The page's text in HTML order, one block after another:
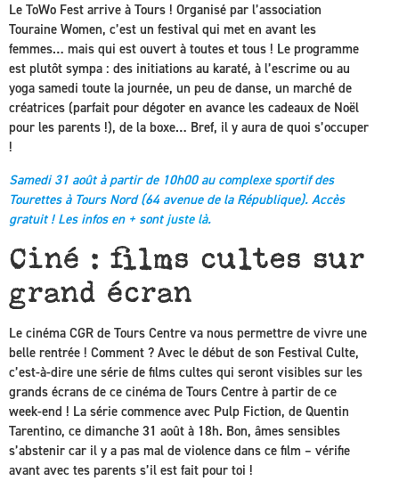
Le ToWo Fest arrive à Tours ! Organisé par l’association
Touraine Women, c’est un festival qui met en avant les
femmes… mais qui est ouvert à toutes et tous ! Le programme
est plutôt sympa : des initiations au karaté, à l’escrime ou au
yoga samedi toute la journée, un peu de danse, un marché de
créatrices (parfait pour dégoter en avance les cadeaux de Noël
pour les parents !), de la boxe… Bref, il y aura de quoi s’occuper
!
Samedi 31 août à partir de 10h00 au complexe sportif des
Tourettes à Tours Nord (64 avenue de la République). Accès
gratuit ! Les infos en + sontjuste là.
Ciné : films cultes sur
grand écran
Le cinéma CGR de Tours Centre va nous permettre de vivre une
belle rentrée ! Comment ? Avec le début de son Festival Culte,
c’est-à-dire une série de films cultes qui seront visibles sur les
grands écrans de ce cinéma de Tours Centre à partir de ce
week-end ! La série commence avec Pulp Fiction, de Quentin
Tarentino, ce dimanche 31 août à 18h. Bon, âmes sensibles
s’abstenir car il y a pas mal de violence dans ce film – vérifie
avant avec tes parents s’il est fait pour toi !